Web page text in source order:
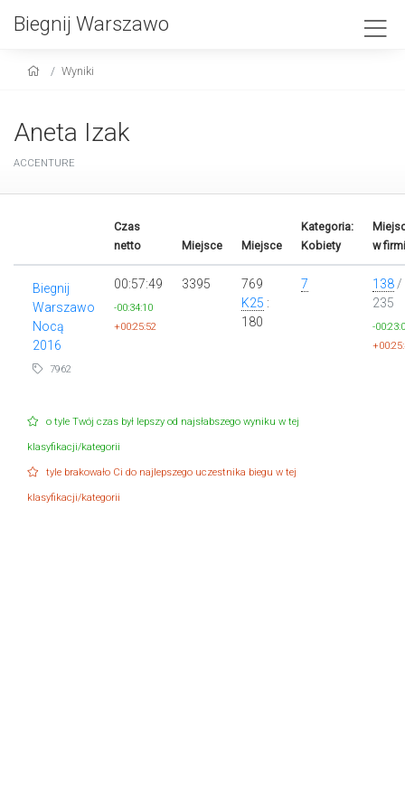
Biegnij Warszawo
Wyniki
Aneta Izak
ACCENTURE
Czas
netto
Miejsce Miejsce
Kategoria:
Kobiety
w
Biegnij
Warszawo
Nocą
2016
7962
00:57:49
-00:34:10
+00:25:52
3395
769
K25 :
180
7 138 /
235
-
o tyle Twój czas był lepszy od najsłabszego wyniku w tej
klasyfikacji/kategorii
tyle brakowało Ci do najlepszego uczestnika biegu w tej
klasyfikacji/kategorii